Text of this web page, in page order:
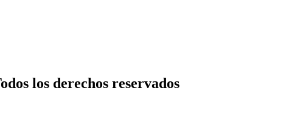
los derechos reservados